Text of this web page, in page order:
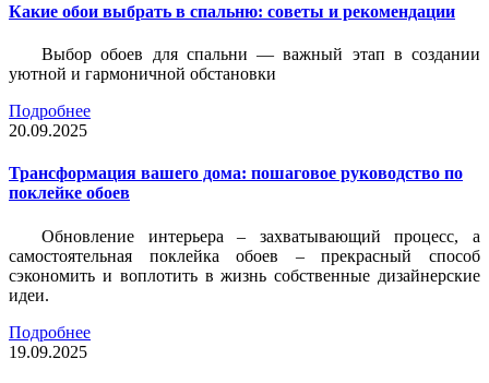
Какие обои выбрать в спальню: советы и рекомендации
Выбор обоев для спальни — важный этап в создании
уютной и гармоничной обстановки
Подробнее
20.09.2025
Трансформация вашего дома: пошаговое руководство по
поклейке обоев
Обновление интерьера – захватывающий процесс, а
самостоятельная поклейка обоев – прекрасный способ
сэкономить и воплотить в жизнь собственные дизайнерские
идеи.
Подробнее
19.09.2025